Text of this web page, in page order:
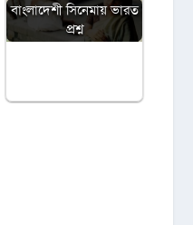
বাংলাদেশী সিনেমায় ভারত
প্রশ্ন